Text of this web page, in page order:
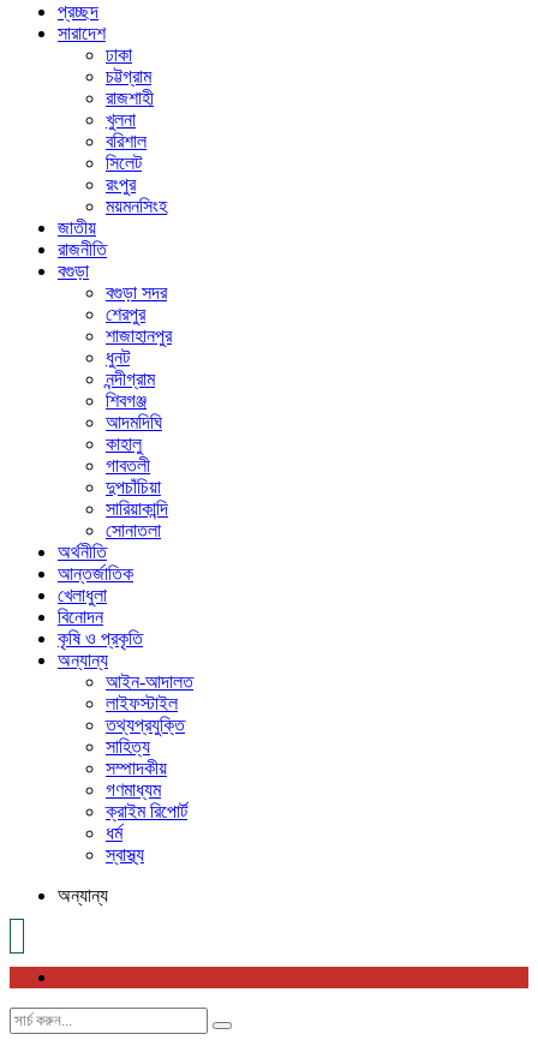
প্রচ্ছদ
সারাদেশ
ঢাকা
চট্টগ্রাম
রাজশাহী
খুলনা
বরিশাল
সিলেট
রংপুর
ময়মনসিংহ
জাতীয়
রাজনীতি
বগুড়া
বগুড়া সদর
শেরপুর
শাজাহানপুর
ধুনট
নন্দীগ্রাম
শিবগঞ্জ
আদমদিঘি
কাহালু
গাবতলী
দুপচাঁচিয়া
সারিয়াকান্দি
সোনাতলা
অর্থনীতি
আন্তর্জাতিক
খেলাধুলা
বিনোদন
কৃষি ও প্রকৃতি
অন্যান্য
আইন-আদালত
লাইফস্টাইল
তথ্যপ্রযুক্তি
সাহিত্য
সম্পাদকীয়
গণমাধ্যম
ক্রাইম রিপোর্ট
ধর্ম
স্বাস্থ্য
অন্যান্য